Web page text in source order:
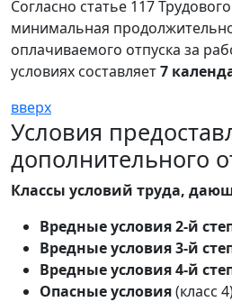
Согласно статье 117
минимальная
оплачиваемого отпуска за
условиях составляет7
вверх
Условия
дополнительного
Классы условий труда,
Вредные условия 2-й
Вредные условия 3-й
Вредные условия 4-й
Опасные условия(класс